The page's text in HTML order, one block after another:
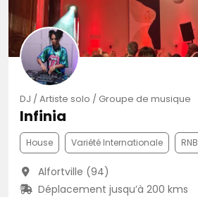
DJ / Artiste solo / Groupe de musique
Infinia
House Variété Internationale RNB
Alfortville (94)
Déplacement jusqu’à 200 kms